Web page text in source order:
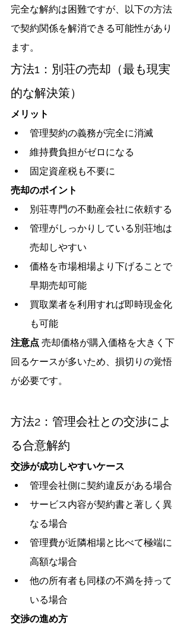
完全な解約は困難ですが、以下の方法
で契約関係を解消できる可能性があり
ます。
方法1：別荘の売却（最も現実
的な解決策）
メリット
管理契約の義務が完全に消滅
維持費負担がゼロになる
固定資産税も不要に
売却のポイント
別荘専門の不動産会社に依頼する
管理がしっかりしている別荘地は
売却しやすい
価格を市場相場より下げることで
早期売却可能
買取業者を利用すれば即時現金化
も可能
注意点 売却価格が購入価格を大きく下
回るケースが多いため、損切りの覚悟
が必要です。
方法2：管理会社との交渉によ
る合意解約
交渉が成功しやすいケース
管理会社側に契約違反がある場合
サービス内容が契約書と著しく異
なる場合
管理費が近隣相場と比べて極端に
高額な場合
他の所有者も同様の不満を持って
いる場合
交渉の進め方